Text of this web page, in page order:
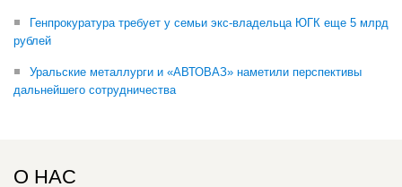
Генпрокуратура требует у семьи экс-владельца ЮГК еще 5 млрд
рублей
Уральские металлурги и «АВТОВАЗ» наметили перспективы
дальнейшего сотрудничества
О НАС